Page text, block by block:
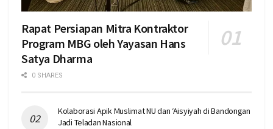
Rapat Persiapan Mitra Kontraktor
Program MBG oleh Yayasan Hans
Satya Dharma
0 SHARES
Kolaborasi Apik Muslimat NU dan ‘Aisyiyah di Bandongan
Jadi Teladan Nasional